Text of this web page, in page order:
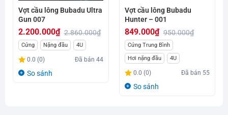
Vợt cầu lông Bubadu Ultra
Gun 007
2.860.000₫
Giá
gốc
là:
2.200.000₫
Giá
hiện
tại
Cứng Nặng đầu 4U
0.0 (0) Đã bán44
So sánh
Vợt cầu lông Bubadu
Hunter – 001
950.000₫
Giá
gốc
là:
950.000₫.
849.000₫
Giá
hiện
tại
là:
Cứng Trung Bình
Hơi nặng đầu
4U
0.0 (0) Đã bán 55
So sánh